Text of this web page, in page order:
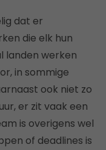
dat er
die elk hun
landen werken
in sommige
ook niet zo
er zit vaak een
is overigens wel
of deadlines is